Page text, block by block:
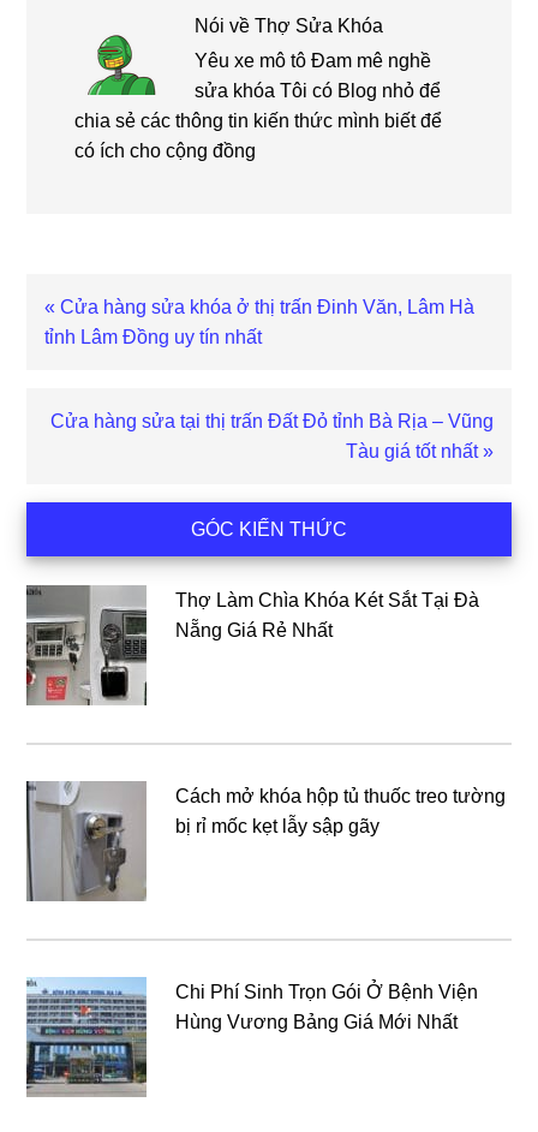
Nói vềThợ Sửa Khóa
Yêu xe mô tô Đam mê nghề
sửa khóa Tôi có Blog nhỏ để
chia sẻ các thông tin kiến thức mình biết để
có ích cho cộng đồng
Bài
viết
« Cửa hàng sửa khóa ở thị trấn Đinh Văn, Lâm Hà
tỉnh Lâm Đồng uy tín nhất
Bài
Cửa hàng sửa tại thị trấn Đất Đỏ tỉnh Bà Rịa – Vũng
Tàu giá tốt nhất »
chính
GÓC KIẾN THỨC
Thợ Làm Chìa Khóa Két Sắt Tại Đà
Nẵng Giá Rẻ Nhất
Cách mở khóa hộp tủ thuốc treo tường
bị rỉ mốc kẹt lẫy sập gãy
Chi Phí Sinh Trọn Gói Ở Bệnh Viện
Hùng Vương Bảng Giá Mới Nhất